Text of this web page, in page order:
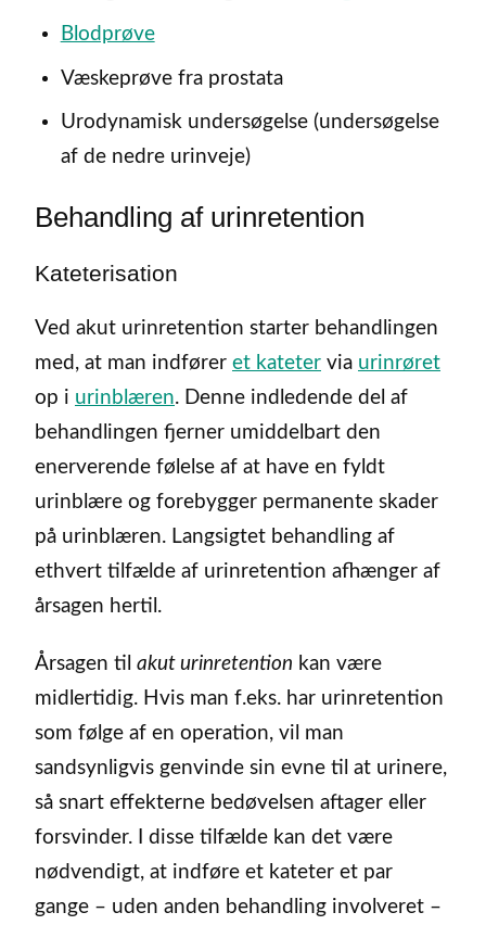
Blodprøve
Væskeprøve fra prostata
Urodynamisk undersøgelse (undersøgelse
af de nedre urinveje)
Behandling af urinretention
Kateterisation
Ved akut urinretention starter behandlingen
med, at man indfører et kateter via urinrøret
op i urinblæren. Denne indledende del af
behandlingen fjerner umiddelbart den
enerverende følelse af at have en fyldt
urinblære og forebygger permanente skader
på urinblæren. Langsigtet behandling af
ethvert tilfælde af urinretention afhænger af
årsagen hertil.
Årsagen til akut urinretention kan være
midlertidig. Hvis man f.eks. har urinretention
som følge af en operation, vil man
sandsynligvis genvinde sin evne til at urinere,
så snart effekterne bedøvelsen aftager eller
forsvinder. I disse tilfælde kan det være
nødvendigt, at indføre et kateter et par
gange – uden anden behandling involveret –